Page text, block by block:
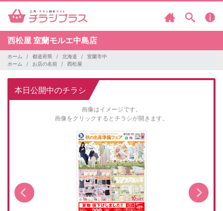
西松屋 室蘭モルエ中島店
ホーム 都道府県 北海道
室蘭市中
ホーム
お店の名前 西松屋
本日公開中のチラシ
画像はイメージです。
画像をクリックするとチラシが開きます。